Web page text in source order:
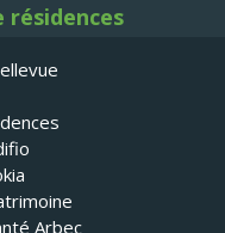
résidences
Arbec